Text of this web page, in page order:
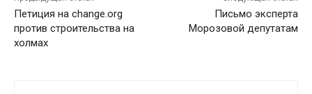
Петиция на change.org
против строительства на
холмах
Письмо эксперта
Морозовой депутатам